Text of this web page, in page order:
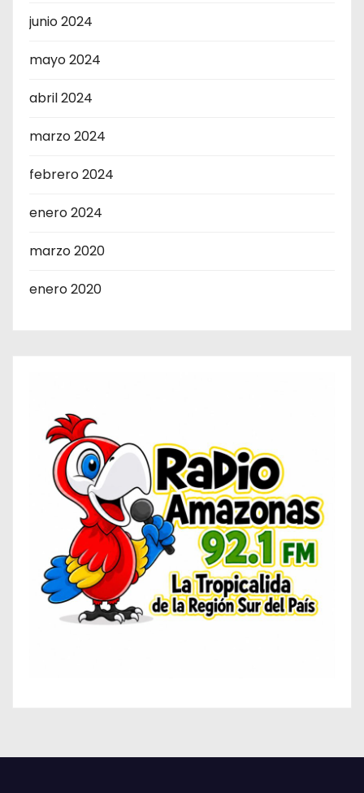
junio 2024
mayo 2024
abril 2024
marzo 2024
febrero 2024
enero 2024
marzo 2020
enero 2020